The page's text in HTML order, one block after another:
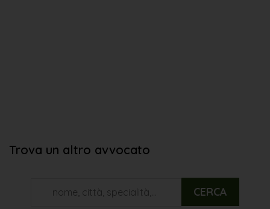
Trova un altro avvocato
CERCA